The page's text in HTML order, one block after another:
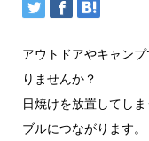
アウトドアやキャン
りませんか？
日焼けを放置してし
ブルにつながります。